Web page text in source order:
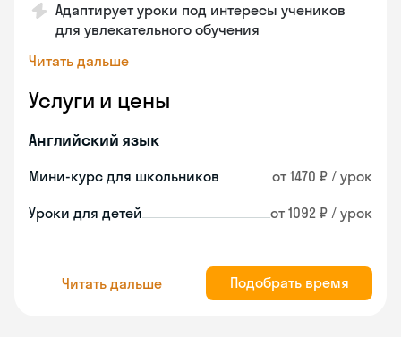
Адаптирует уроки под интересы учеников
для увлекательного обучения
Читать дальше
Услуги и цены
Английский язык
Мини-курс для школьников от 1470 ₽ / урок
Уроки для детей от 1092 ₽ / урок
Читать дальше Подобрать время